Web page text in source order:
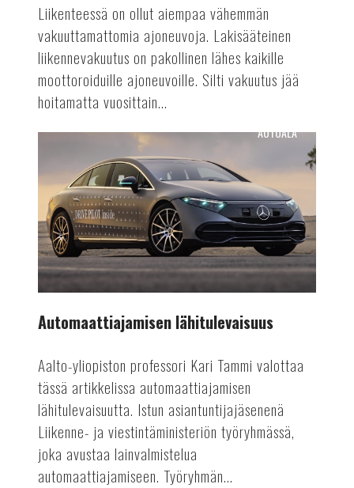
Liikenteessä on ollut aiempaa vähemmän
vakuuttamattomia ajoneuvoja. Lakisääteinen
liikennevakuutus on pakollinen lähes kaikille
moottoroiduille ajoneuvoille. Silti vakuutus jää
hoitamatta vuosittain...
Automaattiajamisen
lähitulevaisuus
AUTOALA
Automaattiajamisen lähitulevaisuus
Aalto-yliopiston professori Kari Tammi valottaa
tässä artikkelissa automaattiajamisen
lähitulevaisuutta. Istun asiantuntijajäsenenä
Liikenne- ja viestintäministeriön työryhmässä,
joka avustaa lainvalmistelua
automaattiajamiseen. Työryhmän...